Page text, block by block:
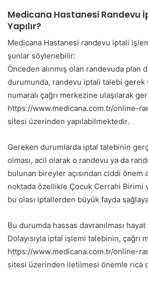
Medicana Hastanesi Randevu
Yapılır?
Medicana Hastanesi randevu iptali
şunlar söylenebilir:
Önceden alınmış olan randevuda plan
durumunda, randevu iptali talebi
numaralı çağrı merkezine ulaşılarak
https://www.medicana.com.tr/online-
sitesi üzerinden yapılabilmektedir.
Gereken durumlarda iptal talebinin
olması, acil olarak o randevu ya da
bulunan bireyler açısından ciddi önem
noktada özellikle Çocuk Cerrahi Birimi
bu olası iptallerden büyük fayda
Bu durumda hassas davranılması
Dolayısıyla iptal işlemi talebinin, çağrı
https://www.medicana.com.tr/online-
sitesi üzerinden iletilmesi önemle rica